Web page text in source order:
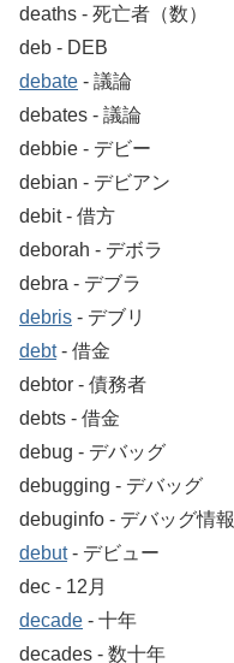
deaths ‐ 死亡者（数）
deb ‐ DEB
debate ‐ 議論
debates ‐ 議論
debbie ‐ デビー
debian ‐ デビアン
debit ‐ 借方
deborah ‐ デボラ
debra ‐ デブラ
debris ‐ デブリ
debt‐ 借金
debtor ‐ 債務者
debts ‐ 借金
debug ‐ デバッグ
debugging ‐ デバッグ
debuginfo ‐ デバッグ情報
debut‐ デビュー
dec ‐ 12月
decade ‐ 十年
decades ‐ 数十年